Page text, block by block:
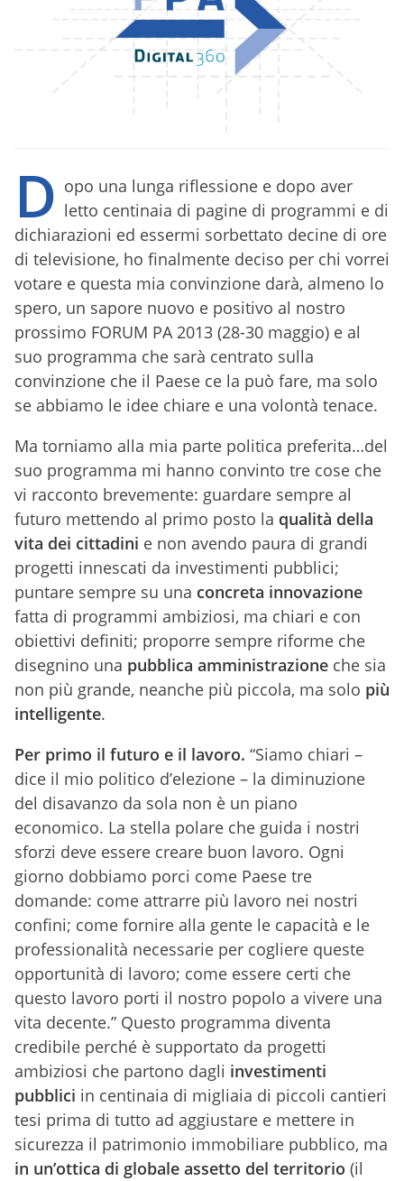
D opo una lunga riflessione e dopo aver
letto centinaia di pagine di programmi e di
dichiarazioni ed essermi sorbettato decine di ore
di televisione, ho finalmente deciso per chi vorrei
votare e questa mia convinzione darà, almeno lo
spero, un sapore nuovo e positivo al nostro
prossimo FORUM PA 2013 (28-30 maggio) e al
suo programma che sarà centrato sulla
convinzione che il Paese ce la può fare, ma solo
se abbiamo le idee chiare e una volontà tenace.
Ma torniamo alla mia parte politica preferita…del
suo programma mi hanno convinto tre cose che
vi racconto brevemente: guardare sempre al
futuro mettendo al primo posto la qualità della
vita dei cittadini e non avendo paura di grandi
progetti innescati da investimenti pubblici;
puntare sempre su una concreta innovazione
fatta di programmi ambiziosi, ma chiari e con
obiettivi definiti; proporre sempre riforme che
disegnino una pubblica amministrazione che sia
non più grande, neanche più piccola, ma solo più
intelligente.
Per primo il futuro e il lavoro. “Siamo chiari –
dice il mio politico d’elezione – la diminuzione
del disavanzo da sola non è un piano
economico. La stella polare che guida i nostri
sforzi deve essere creare buon lavoro. Ogni
giorno dobbiamo porci come Paese tre
domande: come attrarre più lavoro nei nostri
confini; come fornire alla gente le capacità e le
professionalità necessarie per cogliere queste
opportunità di lavoro; come essere certi che
questo lavoro porti il nostro popolo a vivere una
vita decente.” Questo programma diventa
credibile perché è supportato da progetti
ambiziosi che partono dagli investimenti
pubblici in centinaia di migliaia di piccoli cantieri
tesi prima di tutto ad aggiustare e mettere in
sicurezza il patrimonio immobiliare pubblico, ma
in un’ottica di globale assetto del territorio (il